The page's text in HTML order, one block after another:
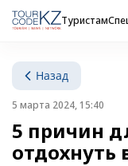
Туристам
Назад
5 марта 2024, 15:40
5 причин
отдохнуть